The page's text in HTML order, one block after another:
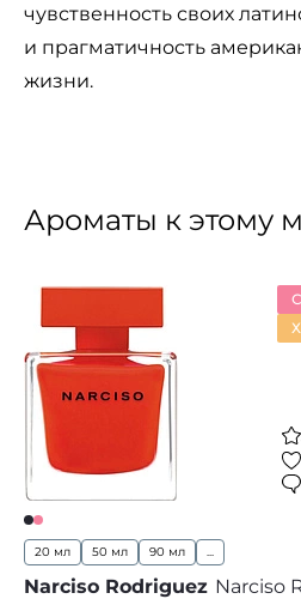
чувственность своих
и прагматичность
жизни.
Ароматы к этому
20 мл 50 мл 90 мл ...
Narciso Rodriguez Narciso